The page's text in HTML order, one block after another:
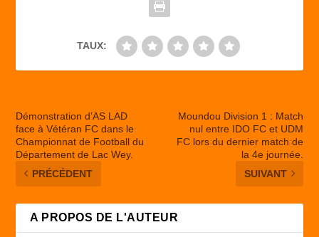
TAUX:
Démonstration d’AS LAD
face à Vétéran FC dans le
Championnat de Football du
Département de Lac Wey.
PRÉCÉDENT
Moundou Division 1 : Match
nul entre IDO FC et UDM
FC lors du dernier match de
la 4e journée.
SUIVANT
A PROPOS DE L'AUTEUR